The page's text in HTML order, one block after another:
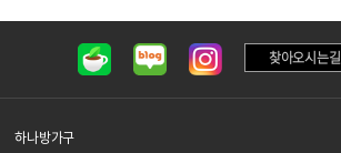
찾아오시는길
하나방가구